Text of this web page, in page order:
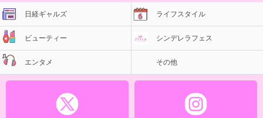
日経ギャルズ ライフスタイル
ビューティー シンデレラフェス
エンタメ その他